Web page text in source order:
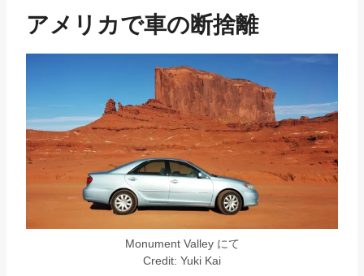
アメリカで車の断捨離
Monument Valley にて
Credit: Yuki Kai